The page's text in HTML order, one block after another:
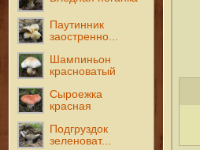
Паутинник
заостренно...
Шампиньон
красноватый
Сыроежка
красная
Подгруздок
зеленоват...